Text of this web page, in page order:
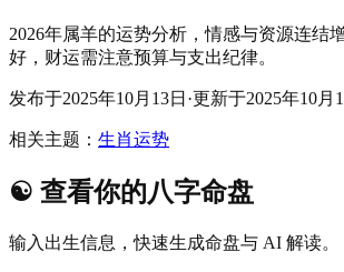
2026年属羊的运势分析，情感与资源连结
好，财运需注意预算与支出纪律。
发布于2025年10月13日 ·更新于2025年10月
相关主题： 生肖运势
☯️ 查看你的八字命盘
输入出生信息，快速生成命盘与 AI 解读。